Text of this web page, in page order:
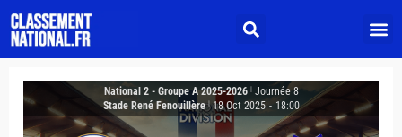
National 2 - Groupe A 2025-2026
Journée 8
Stade René Fenouillère | 18 Oct 2025 - 18:00